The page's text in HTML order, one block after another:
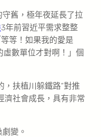
守舊，極年夜延長了拉
3年前習近平需求整整
等！如果我的愛是
數單位才對啊！」個
，扶植川躲鐵路“對推
濟社會成長，具有非常
變。